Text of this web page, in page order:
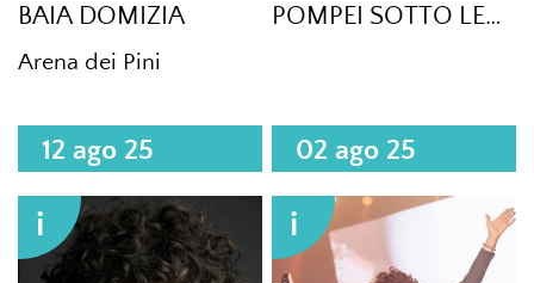
BAIA DOMIZIA
Arena dei Pini
12 ago 25
POMPEI SOTTO LE
02 ago 25
i i